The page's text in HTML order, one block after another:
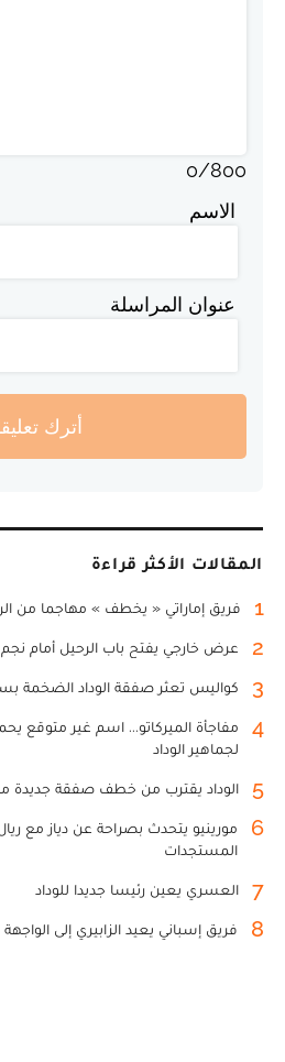
0/800
الاسم
عنوان المراسلة
أترك
المقالات الأكثر قراءة
1 فريق إماراتي « يخطف » مهاجما من
2 عرض خارجي يفتح باب الرحيل أمام نجم
3 كواليس تعثر صفقة الوداد الضخمة
4
مفاجأة الميركاتو... اسم غير متوقع
لجماهير الوداد
5 الوداد يقترب من خطف صفقة جديدة
6
مورينيو يتحدث بصراحة عن دياز مع
المستجدات
7 العسري يعين رئيسا جديدا للوداد
8 فريق إسباني يعيد الزابيري إلى الواجهة